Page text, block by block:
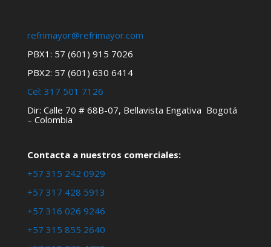
refrimayor@refrimayor.com
PBX1: 57 (601) 915 7026
PBX2: 57 (601) 630 6414
Cel: 317 501 7126
Dir: Calle 70 # 68B-07, Bellavista Engativa Bogotá
– Colombia
Contacta a nuestros comerciales:
+57 315 242 0929
+57 317 428 5913
+57 316 026 9246
+57 315 855 2640